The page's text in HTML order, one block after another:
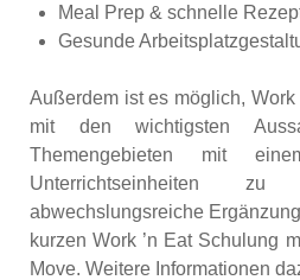
Meal Prep & schnelle
Gesunde
Außerdem ist es möglich, Work
mit den wichtigsten
Themengebieten mit
Unterrichtseinheiten
abwechslungsreiche
kurzen Work ’n Eat Schulung
Move. Weitere Informationen